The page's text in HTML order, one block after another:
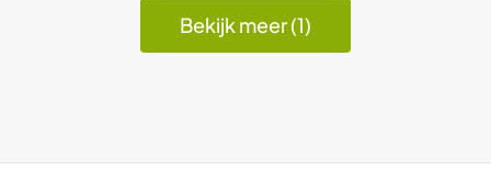
Bekijk meer (1)